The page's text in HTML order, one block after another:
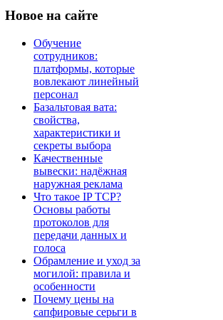
Новое на сайте
Обучение
сотрудников:
платформы, которые
вовлекают линейный
персонал
Базальтовая вата:
свойства,
характеристики и
секреты выбора
Качественные
вывески: надёжная
наружная реклама
Что такое IP TCP?
Основы работы
протоколов для
передачи данных и
голоса
Обрамление и уход за
могилой: правила и
особенности
Почему цены на
сапфировые серьги в